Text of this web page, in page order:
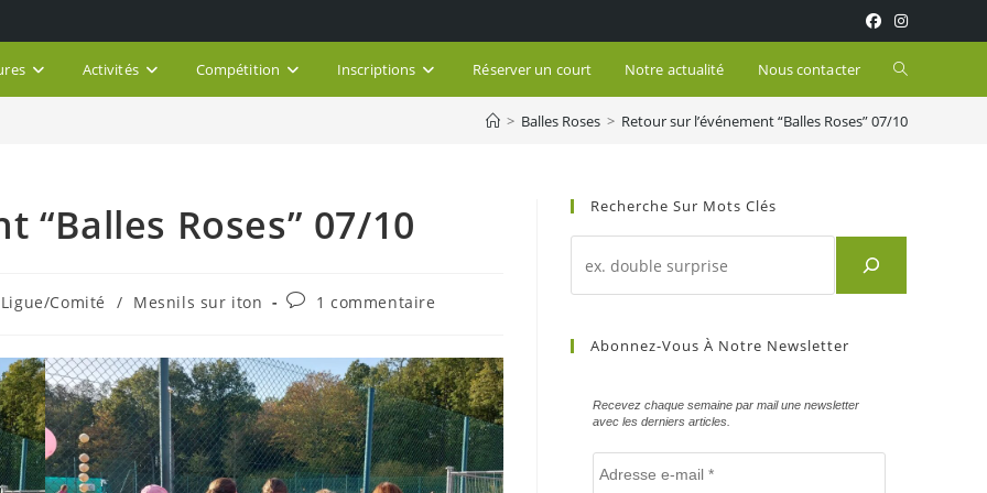
Activités Compétition Inscriptions Réserver un court Notre actualité Nous contacter Toggle
website
> Balles Roses > Retour sur l’événement “Balles Roses” 07/10
“Balles Roses” 07/10
Ligue/Comité / Mesnils sur iton
Commentaires
publication :
1 commentaire
Recherche Sur Mots Clés
d'un
mots
Abonnez-Vous À Notre Newsletter
Recevez chaque semaine par mail une newsletter
avec les derniers articles.